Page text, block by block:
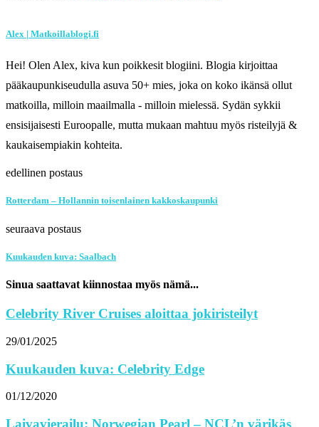
Alex | Matkoillablogi.fi
Hei! Olen Alex, kiva kun poikkesit blogiini. Blogia kirjoittaa
pääkaupunkiseudulla asuva 50+ mies, joka on koko ikänsä ollut
matkoilla, milloin maailmalla - milloin mielessä. Sydän sykkii
ensisijaisesti Euroopalle, mutta mukaan mahtuu myös risteilyjä &
kaukaisempiakin kohteita.
edellinen postaus
Rotterdam – Hollannin toisenlainen kakkoskaupunki
seuraava postaus
Kuukauden kuva: Saalbach
Sinua saattavat kiinnostaa myös nämä...
Celebrity River Cruises aloittaa jokiristeilyt
29/01/2025
Kuukauden kuva: Celebrity Edge
01/12/2020
Laivavierailu: Norwegian Pearl – NCL’n värikäs